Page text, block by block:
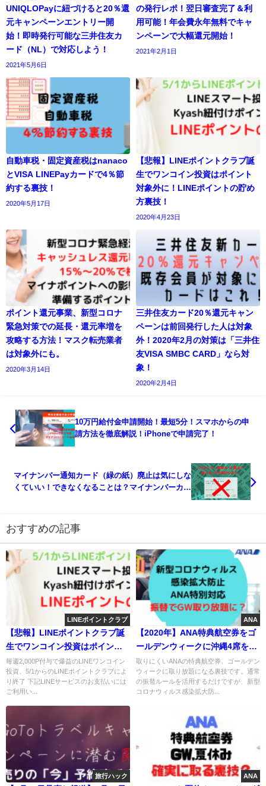
UNIQLOPayに紐づけると20％還
元キャンペーンエントリー開
始！即時発行可能な三井住友カ
ード（NL）で対応しよう！
2021年5月6日
の発行レポ！翌日審査完了＆利
用可能！年会費永年無料でキャ
ンペーンで大幅還元開始！
2021年2月1日
自動車税・固定資産税はnanaco
とVISA LINEPayカードで4％節
約する裏技！
2020年5月17日
【悲報】LINEポイントクラブ誕
生でワンコイン投資はポイント
対象外に！LINEポイントの貯め
方裏技！
2020年4月23日
ポイント還元事業、新型コロナ
緊急対策での延長・還元率増を
攻略する方法！マスク転売業者
は対象外にも。
2020年3月14日
三井住友カード20％還元キャン
ペーンは前回発行した人は対象
外！2020年2月の対策は「三井住
友VISA SMBC CARD」なら対
象！
2020年2月4日
10万円給付金申請開始！最短5分！スマホからの申
請方法を徹底解説！iPhoneで申請完了！
マイナンバー通知カード（緑の紙）廃止は気にしな
くていい！できなくなることは？マイナンバーカー
おすすめの記事
LINEポイントクラブ
【悲報】LINEポイントクラブ誕
生でワンコイン投資はポイント
対象外に！LINEポイントの貯め
方裏技！
毎週2,000P付与で爆益のLINEワンコイン
投資、5/1からのLINEポイントクラブによ
り終了 下記LINEサービスのお支払いには
ご利用い...
ANA
【2020年】ANA特典航空券をゴ
ールデンウィークに沖縄4席をマ
イルで取る方法！ 新型コロナウ
ィルスの影響？
取りにくいANAの特典航空券、ゴールデン
ウィークに取り放題になる裏技です。通常
の振替ルールを活用するだけですが、新型
コロナウィルス感染拡大防...
旅行ハック ANA